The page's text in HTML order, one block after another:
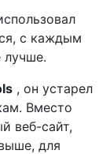
с каждым
лучше.
, он устарел
Вместо
веб-сайт,
для